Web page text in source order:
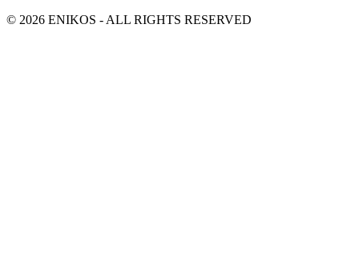
© 2026 ENIKOS - ALL RIGHTS RESERVED